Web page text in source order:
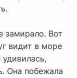
замирало. Вот
видит в море
Она побежала